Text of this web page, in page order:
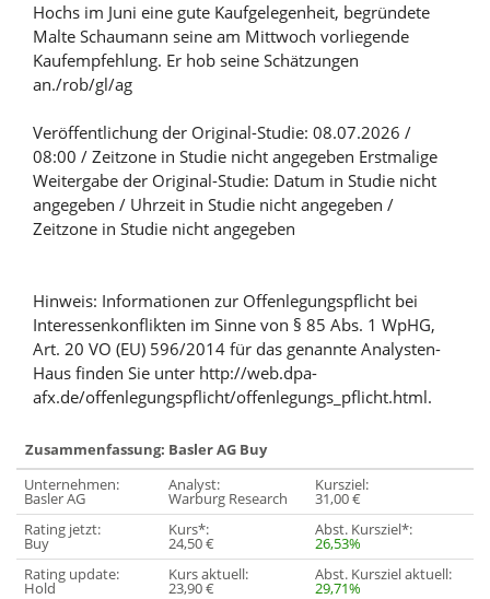
Hochs im Juni eine gute Kaufgelegenheit, begründete
Malte Schaumann seine am Mittwoch vorliegende
Kaufempfehlung. Er hob seine Schätzungen
an./rob/gl/ag
Veröffentlichung der Original-Studie: 08.07.2026 /
08:00 / Zeitzone in Studie nicht angegeben Erstmalige
Weitergabe der Original-Studie: Datum in Studie nicht
angegeben / Uhrzeit in Studie nicht angegeben /
Zeitzone in Studie nicht angegeben
Hinweis: Informationen zur Offenlegungspflicht bei
Interessenkonflikten im Sinne von § 85 Abs. 1 WpHG,
Art. 20 VO (EU) 596/2014 für das genannte Analysten-
Haus finden Sie unter http://web.dpa-
afx.de/offenlegungspflicht/offenlegungs_pflicht.html.
Zusammenfassung: Basler AG Buy
Unternehmen:
Basler AG
Analyst:
Warburg Research
Kursziel:
31,00 €
Rating jetzt:
Buy
Kurs*:
24,50 €
Abst. Kursziel*:
26,53%
Rating update:
Hold
Kurs aktuell:
23,90 €
Abst. Kursziel aktuell:
29,71%